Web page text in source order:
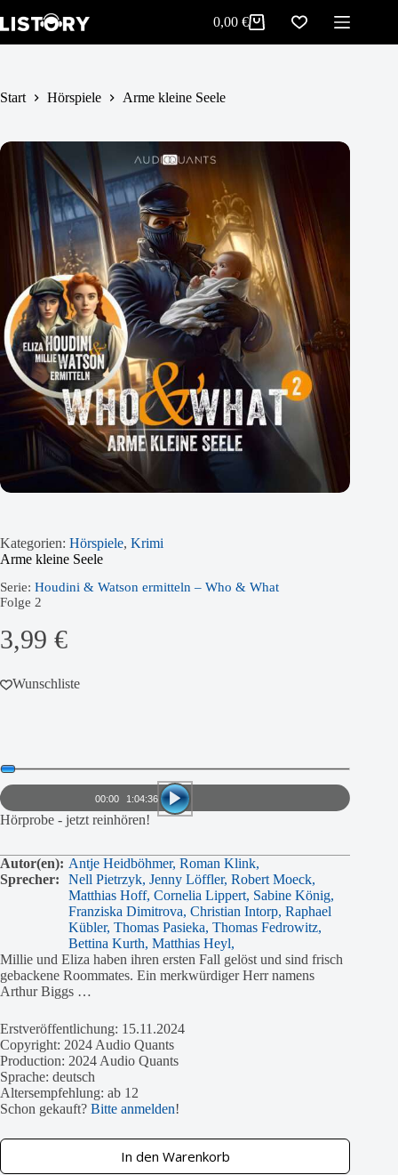
Inhalt 3,99 € In den Warenkorb
Warenkorb
0,00€
Start Hörspiele Arme kleine Seele
Kategorien: Hörspiele, Krimi
Arme kleine Seele
Serie: Houdini & Watson ermitteln – Who & What
Folge 2
3,99 €
Wunschliste
Audio-
Player
00:00 1:04:36
Hörprobe - jetzt reinhören!
Autor(en): Antje Heidböhmer, Roman Klink,
Sprecher:
Nell Pietrzyk, Jenny Löffler, Robert Moeck,
Matthias Hoff, Cornelia Lippert, Sabine König,
Franziska Dimitrova, Christian Intorp, Raphael
Kübler, Thomas Pasieka, Thomas Fedrowitz,
Bettina Kurth, Matthias Heyl,
Millie und Eliza haben ihren ersten Fall gelöst und sind frisch
gebackene Roommates. Ein merkwürdiger Herr namens
Arthur Biggs …
Erstveröffentlichung: 15.11.2024
Copyright: 2024 Audio Quants
Production: 2024 Audio Quants
Sprache: deutsch
Altersempfehlung: ab 12
Schon gekauft? Bitte anmelden!
In den Warenkorb